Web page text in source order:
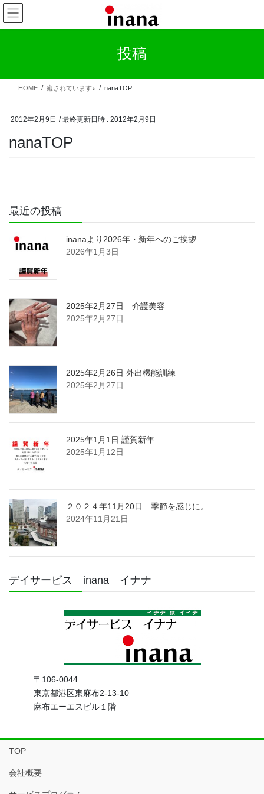
コ
ン
テ
ス
ナ
ビ
ゲ
ン
投稿
HOME 癒されています♪ nanaTOP
2012年2月9日 / 最終更新日時 : 2012年2月9日
nanaTOP
最近の投稿
inanaより2026年・新年へのご挨拶
2026年1月3日
2025年2月27日 介護美容
2025年2月27日
2025年2月26日 外出機能訓練
2025年2月27日
2025年1月1日 謹賀新年
2025年1月12日
２０２４年11月20日 季節を感じに。
2024年11月21日
デイサービス inana イナナ
〒106-0044
東京都港区東麻布2-13-10
麻布エーエスビル１階
TOP
会社概要